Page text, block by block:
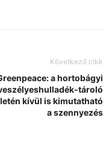
Következő cikk
a hortobágyi
tároló
kívül is kimutatható
a szennyezés